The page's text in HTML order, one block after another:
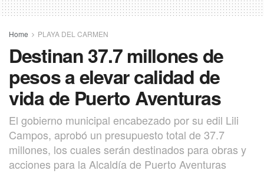
Home PLAYA DEL CARMEN
Destinan 37.7 millones de
pesos a elevar calidad de
vida de Puerto Aventuras
El gobierno municipal encabezado por su edil Lili
Campos, aprobó un presupuesto total de 37.7
millones, los cuales serán destinados para obras y
acciones para la Alcaldía de Puerto Aventuras